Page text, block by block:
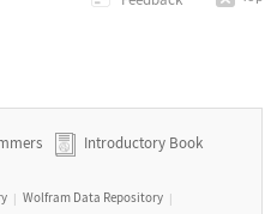
Introductory Book
| Wolfram Data Repository |